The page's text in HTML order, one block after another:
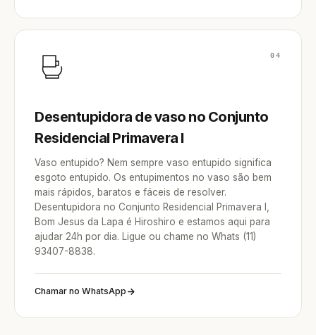
04
Desentupidora de vaso no Conjunto
Residencial Primavera I
Vaso entupido? Nem sempre vaso entupido significa
esgoto entupido. Os entupimentos no vaso são bem
mais rápidos, baratos e fáceis de resolver.
Desentupidora no Conjunto Residencial Primavera I,
Bom Jesus da Lapa é Hiroshiro e estamos aqui para
ajudar 24h por dia. Ligue ou chame no Whats (11)
93407-8838.
Chamar no WhatsApp